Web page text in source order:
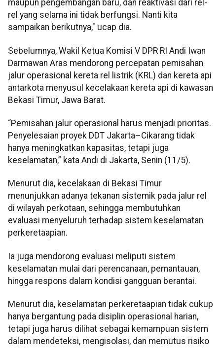
maupun pengembangan baru, dan reaktivasi dari rel-
rel yang selama ini tidak berfungsi. Nanti kita
sampaikan berikutnya," ucap dia.
Sebelumnya, Wakil Ketua Komisi V DPR RI Andi Iwan
Darmawan Aras mendorong percepatan pemisahan
jalur operasional kereta rel listrik (KRL) dan kereta api
antarkota menyusul kecelakaan kereta api di kawasan
Bekasi Timur, Jawa Barat.
“Pemisahan jalur operasional harus menjadi prioritas.
Penyelesaian proyek DDT Jakarta–Cikarang tidak
hanya meningkatkan kapasitas, tetapi juga
keselamatan,” kata Andi di Jakarta, Senin (11/5).
Menurut dia, kecelakaan di Bekasi Timur
menunjukkan adanya tekanan sistemik pada jalur rel
di wilayah perkotaan, sehingga membutuhkan
evaluasi menyeluruh terhadap sistem keselamatan
perkeretaapian.
Ia juga mendorong evaluasi meliputi sistem
keselamatan mulai dari perencanaan, pemantauan,
hingga respons dalam kondisi gangguan berantai.
Menurut dia, keselamatan perkeretaapian tidak cukup
hanya bergantung pada disiplin operasional harian,
tetapi juga harus dilihat sebagai kemampuan sistem
dalam mendeteksi, mengisolasi, dan memutus risiko